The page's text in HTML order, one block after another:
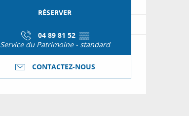
RÉSERVER
04 89 81 52 ▒▒
Service du Patrimoine - standard
CONTACTEZ-NOUS